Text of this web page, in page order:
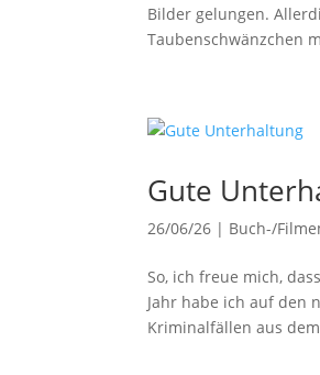
Bilder gelungen.
Taubenschwänzchen
Gute
26/06/26 | Buch-/
So, ich freue mich,
Jahr habe ich auf den
Kriminalfällen aus